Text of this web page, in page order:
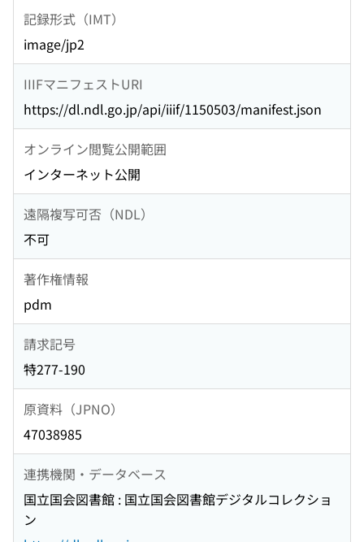
記録形式（IMT）
image/jp2
IIIFマニフェストURI
https://dl.ndl.go.jp/api/iiif/1150503/manifest.json
オンライン閲覧公開範囲
インターネット公開
遠隔複写可否（NDL）
不可
著作権情報
pdm
請求記号
特277-190
原資料（JPNO）
47038985
連携機関・データベース
国立国会図書館 : 国立国会図書館デジタルコレクショ
ン